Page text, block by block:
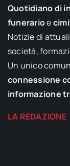
Quotidiano di
funerarioe
Notizie di
società,
Un unico
connessione
informazione
LA REDAZIONE